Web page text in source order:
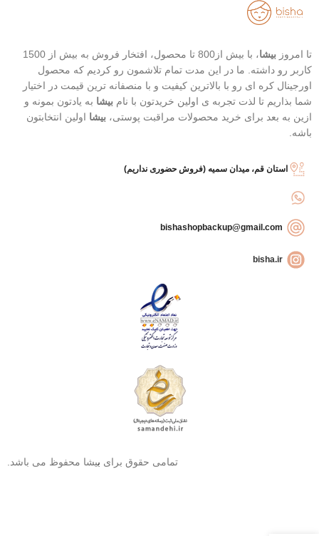
بهترین گزینه برای تمدید ضد آفتاب
تا امروز بیشا
، با بیش از800 تا محصول، افتخار فروش به بیش از 1500
کاربر رو داشته. ما در این مدت تمام تلاشمون رو کردیم که محصول
اورجینال کره ای رو با بالاترین کیفیت و با منصفانه ترین قیمت در اختیار
شما بذاریم تا لذت تجربه ی اولین خریدتون با نام بیشا به یادتون بمونه و
ازین به بعد برای خرید محصولات مراقبت پوستی، بیشا اولین انتخابتون
باشه.
استان قم، میدان سمیه (فروش حضوری نداریم)
bisha.ir
تمامی حقوق برای بیشا محفوظ می باشد.